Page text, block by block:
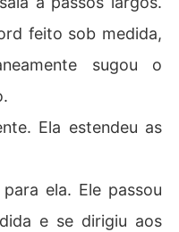
braço fraturado até eu
lago congelante.
apenas gritou comig
dinheiro no meu ro
e para eles eu era u
por diversão.
feito sob medida,
sugou o
Ela estendeu as
ela. Ele passou
e se dirigiu aos